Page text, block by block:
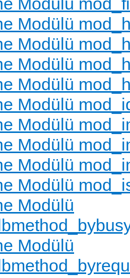
Modülü
Modülü
Modülü
Modülü
Modülü
Modülü
Modülü
Modülü
Modülü
Modülü
Modülü